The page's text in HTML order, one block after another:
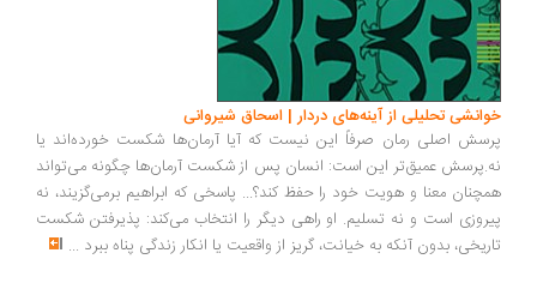
تحلیلی از آینه‌های دردار | اسحاق شیروانی
اصلی رمان صرفاً این نیست که آیا آرمان‌ها شکست خورده‌اند یا
عمیق‌تر این است: انسان پس از شکست آرمان‌ها چگونه می‌تواند
معنا و هویت خود را حفظ کند؟... پاسخی که ابراهیم برمی‌گزیند، نه
است و نه تسلیم. او راهی دیگر را انتخاب می‌کند: پذیرفتن شکست
بدون آنکه به خیانت، گریز از واقعیت یا انکار زندگی پناه ببرد...